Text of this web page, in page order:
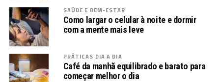
SAÚDE E BEM-ESTAR
Como largar o celular à noite e dormir
com a mente mais leve
PRÁTICAS DIA A DIA
Café da manhã equilibrado e barato para
começar melhor o dia